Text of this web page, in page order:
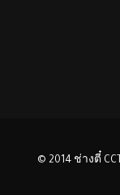
© 2014 ช่างตี๋